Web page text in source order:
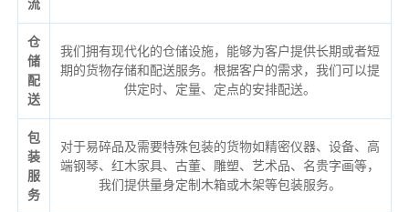
流
仓
储
配
送
我们拥有现代化的仓储设施，能够为客户提供长期或者短
期的货物存储和配送服务。根据客户的需求，我们可以提
供定时、定量、定点的安排配送。
包
装
服
务
对于易碎品及需要特殊包装的货物如精密仪器、设备、高
端钢琴、红木家具、古董、雕塑、艺术品、名贵字画等，
我们提供量身定制木箱或木架等包装服务。